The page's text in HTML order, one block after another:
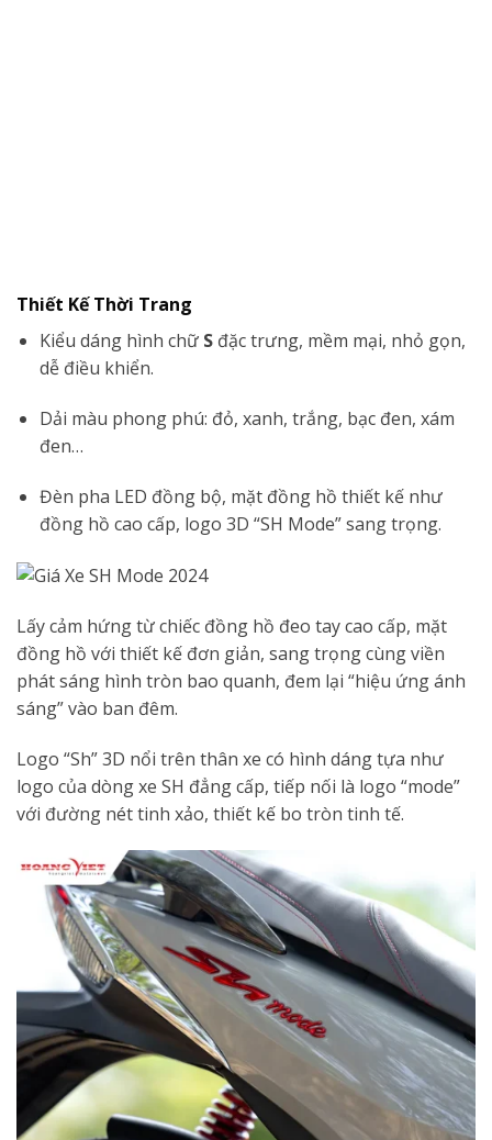
Thiết Kế Thời Trang
Kiểu dáng hình chữ Sđặc trưng, mềm mại, nhỏ gọn,
dễ điều khiển.
Dải màu phong phú: đỏ, xanh, trắng, bạc đen, xám
đen…
Đèn pha LED đồng bộ, mặt đồng hồ thiết kế như
đồng hồ cao cấp, logo 3D “SH Mode” sang trọng.
Lấy cảm hứng từ chiếc đồng hồ đeo tay cao cấp, mặt
đồng hồ với thiết kế đơn giản, sang trọng cùng viền
phát sáng hình tròn bao quanh, đem lại “hiệu ứng ánh
sáng” vào ban đêm.
Logo “Sh” 3D nổi trên thân xe có hình dáng tựa như
logo của dòng xe SH đẳng cấp, tiếp nối là logo “mode”
với đường nét tinh xảo, thiết kế bo tròn tinh tế.